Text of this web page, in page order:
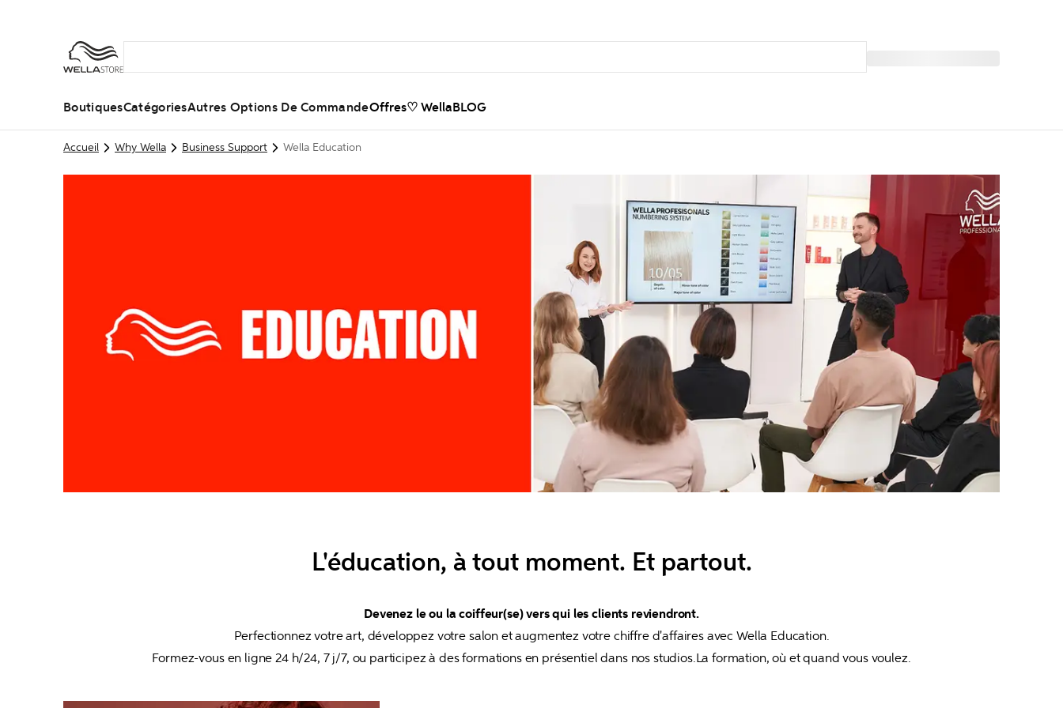
BoutiquesCatégoriesAutres Options De CommandeOffres♡ WellaBLOG
Accueil Why Wella Business Support Wella Education
L'éducation, à tout moment. Et partout.
Devenez le ou la coiffeur(se) vers qui les clients reviendront.
Perfectionnez votre art, développez votre salon et augmentez votre chiffre d'affaires avec Wella Education.
Formez-vous en ligne 24 h/24, 7 j/7, ou participez à des formations en présentiel dans nos studios.La formation, où et quand vous voulez.